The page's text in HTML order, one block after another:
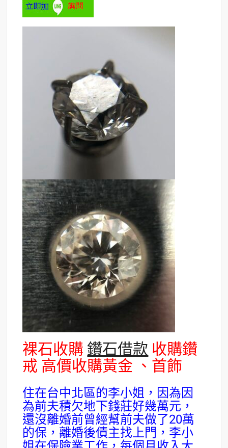
裸石收購鑽石借款收購鑽
戒 高價收購黃金 、首飾
住在台中北區的李小姐，因為因
為前夫積欠地下錢莊好幾萬元，
還沒離婚前曾經幫前夫做了20萬
的保，離婚後債主找上門，李小